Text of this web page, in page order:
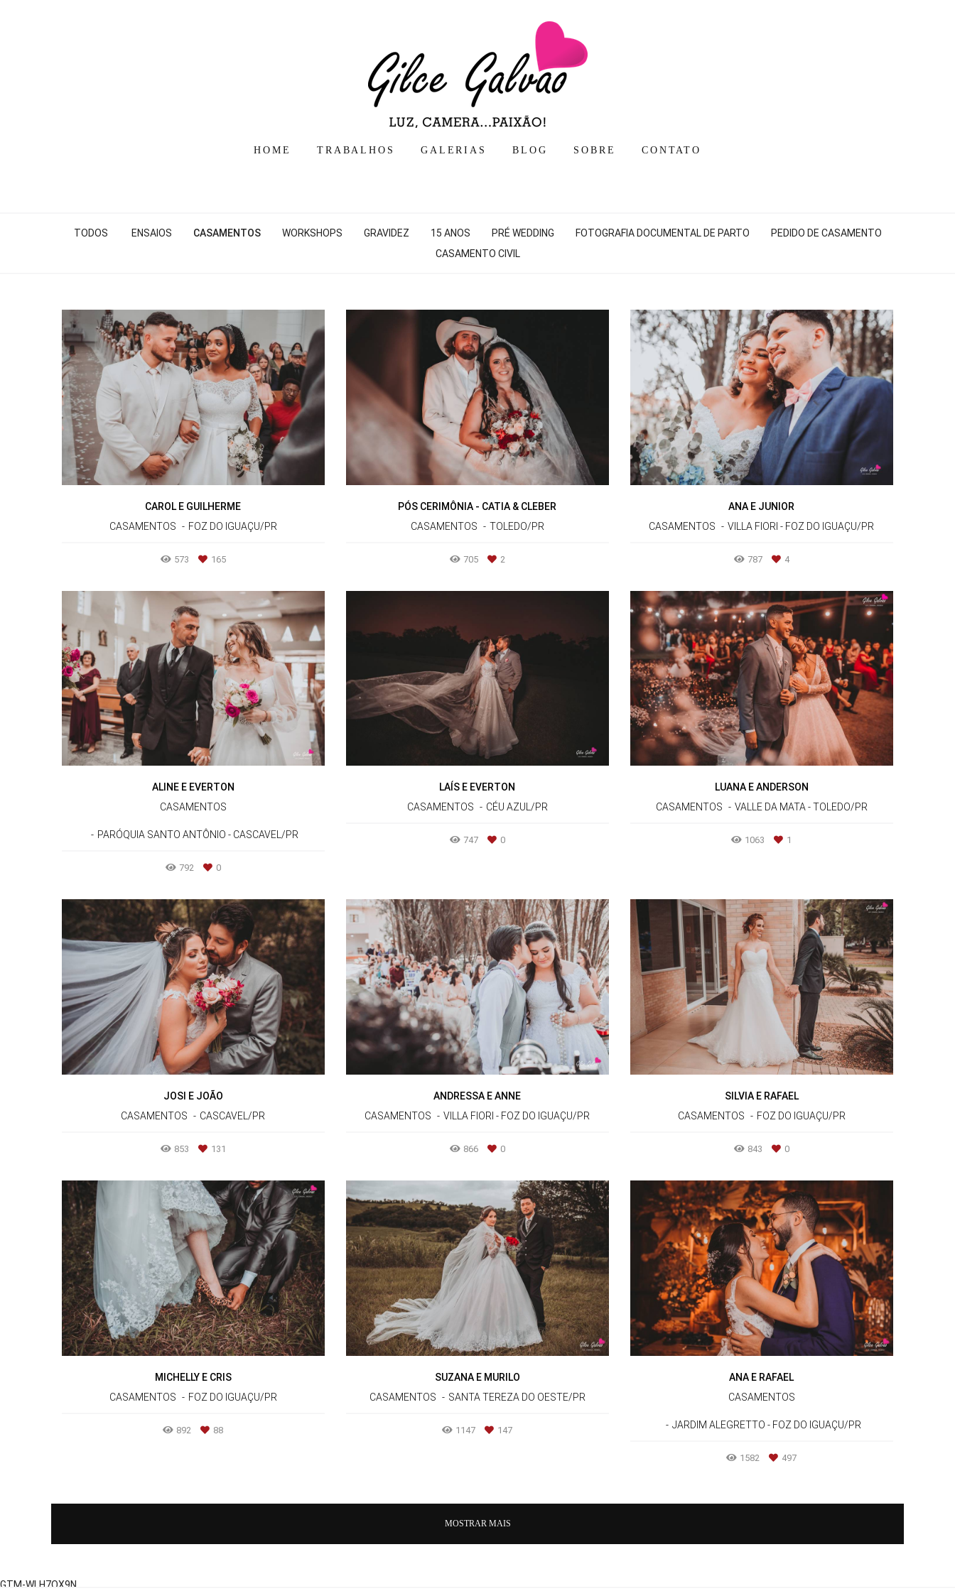
HOME TRABALHOS GALERIAS BLOG SOBRE CONTATO
TODOS ENSAIOS CASAMENTOS WORKSHOPS GRAVIDEZ 15 ANOS PRÉ WEDDING FOTOGRAFIA DOCUMENTAL DE PARTO
PEDIDO DE CASAMENTO
CASAMENTO CIVIL
CAROL E GUILHERME
CASAMENTOS
FOZ DO IGUAÇU/PR
573 165
PÓS CERIMÔNIA - CATIA & CLEBER
CASAMENTOS
TOLEDO/PR
705 2
ANA E JUNIOR
CASAMENTOS
VILLA FIORI - FOZ DO IGUAÇU/PR
787 4
ALINE E EVERTON
CASAMENTOS
PARÓQUIA SANTO ANTÔNIO - CASCAVEL/PR
792 0
LAÍS E EVERTON
CASAMENTOS
CÉU AZUL/PR
747 0
LUANA E ANDERSON
CASAMENTOS
VALLE DA MATA - TOLEDO/PR
1063 1
JOSI E JOÃO
CASAMENTOS
CASCAVEL/PR
853 131
ANDRESSA E ANNE
CASAMENTOS
VILLA FIORI - FOZ DO IGUAÇU/PR
866 0
SILVIA E RAFAEL
CASAMENTOS
FOZ DO IGUAÇU/PR
843 0
MICHELLY E CRIS
CASAMENTOS
FOZ DO IGUAÇU/PR
892 88
SUZANA E MURILO
CASAMENTOS
SANTA TEREZA DO OESTE/PR
1147 147
ANA E RAFAEL
CASAMENTOS
JARDIM ALEGRETTO - FOZ DO IGUAÇU/PR
1582 497
MOSTRAR MAIS
GTM-WLH7QX9N